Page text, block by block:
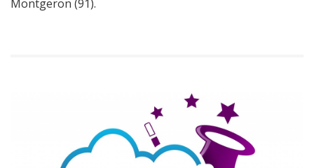
Montgeron (91).